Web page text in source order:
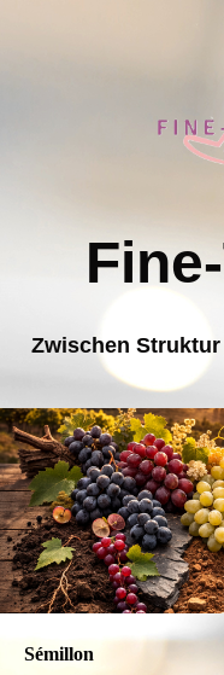
Zwischen
Sémillon